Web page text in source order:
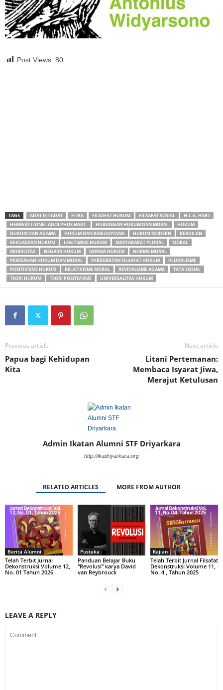
Post Views: 80
TAGS ADAT ISTIADAT ETIKA FILSAFAT HUKUM FILSAFAT SOSIAL
H.L.A. HART
HERBERT LIONEL ADOLPHUS HART.
HUBUNGAN HUKUM DAN MORAL
HUKUM
HUKUM DAN AGAMA
HUKUM DAN KEBUDAYAAN HUKUM MODERN
KEADILAN
KEKUASAAN HUKUM
LEGITIMASI HUKUM MASYARAKAT PLURAL
MORAL
MORALITAS
NEGARA HUKUM NORMA HUKUM
NORMA MORAL
PEMISAHAN HUKUM DAN MORAL
PERDEBATAN FILSAFAT HUKUM
PLURALISME
POSITIVISME HUKUM
RELATIVISME MORAL REVIVALISME AGAMA
TATA SOSIAL
TEORI HUKUM
TEORI POSITIVISME UNIVERSALITAS HUKUM
Previous article
Papua bagi Kehidupan
Kita
Next article
Litani Pertemanan:
Membaca Isyarat Jiwa,
Merajut Ketulusan
Admin Ikatan Alumni STF Driyarkara
http://ikadriyarkara.org
RELATED ARTICLES MORE FROM AUTHOR
Berita Alumni
Telah Terbit Jurnal
Dekonstruksi Volume 12,
No. 01 Tahun 2026
Pustaka
Panduan Belajar Buku
“Revolusi” karya David
van Reybrouck
Kajian
Telah Terbit Jurnal Filsafat
Dekonstruksi Volume 11,
No. 4 , Tahun 2025
LEAVE A REPLY